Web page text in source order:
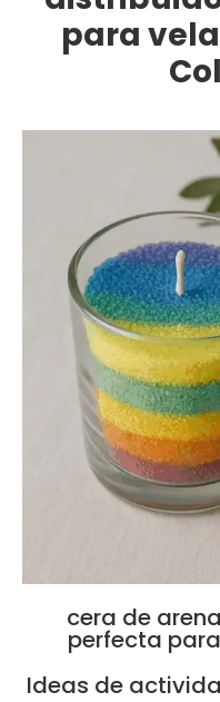
para
cera de
perfecta
Ideas de